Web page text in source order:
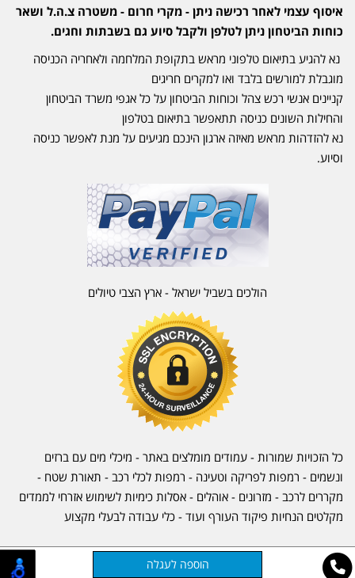
איסוף עצמי לאחר רכישה ניתן - מקרי חרום - משטרה צ.ה.ל ושאר
כוחות הביטחון ניתן לטלפן ולקבל סיוע גם בשבתות וחגים.
נא להגיע בתיאום טלפוני מראש בתקופת המלחמה ולאחריה הכניסה
מוגבלת למורשים בלבד ואו למקרים חריגים
קניינים אנשי רכש צהל וכוחות הביטחון על כל אגפי משרד הביטחון
והחילות השונים כניסה תתאפשר בתיאום בטלפון
נא להזדהות מראש מאיזה ארגון הינכם מגיעים על מנת לאפשר כניסה
וסיוע.
הולכים בשביל ישראל - ארץ הצבי טיולים
כל הזכויות שמורות - עמודים מומלצים באתר - מיכלי מים עם ברזים
ונשמים - רמפות לפריקה וטעינה - רמפות לכלי רכב - תאורת שטח -
מקררים לרכב - מזרונים - אוהלים - אסלות כימיות לשימוש אזרחי לממדים
מקלטים הנחיות פיקוד העורף ועוד - כלי עבודה לבעלי מקצוע
אתר זה מופעל באמצעותקוד נטבניית אתרים